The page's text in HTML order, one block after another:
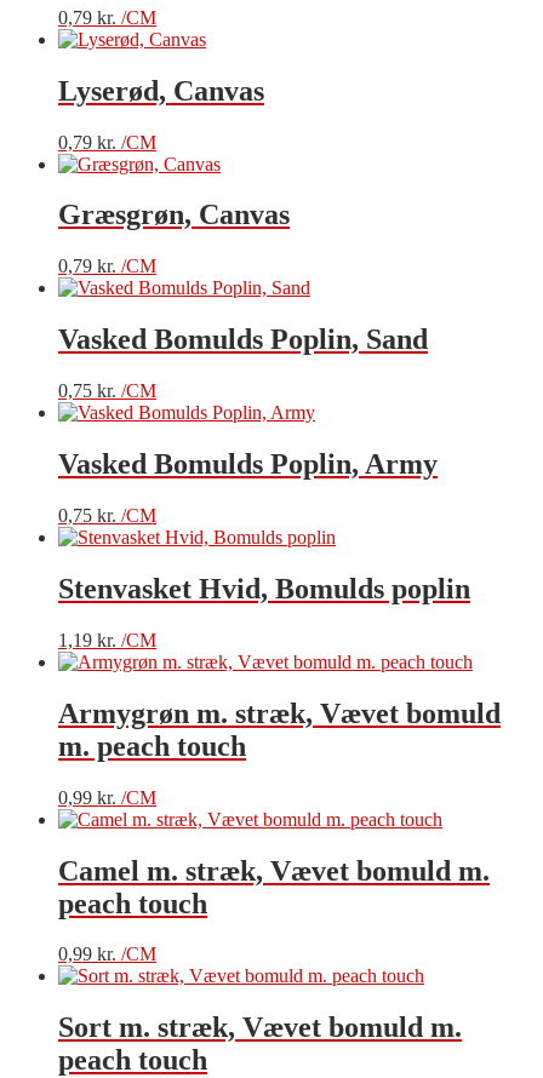
0,79 kr. /CM
Lyserød, Canvas
0,79 kr. /CM
Græsgrøn, Canvas
0,79 kr. /CM
Vasked Bomulds Poplin, Sand
0,75 kr. /CM
Vasked Bomulds Poplin, Army
0,75 kr. /CM
Stenvasket Hvid, Bomulds poplin
1,19 kr. /CM
Armygrøn m. stræk, Vævet bomuld
m. peach touch
0,99 kr. /CM
Camel m. stræk, Vævet bomuld m.
peach touch
0,99 kr. /CM
Sort m. stræk, Vævet bomuld m.
peach touch